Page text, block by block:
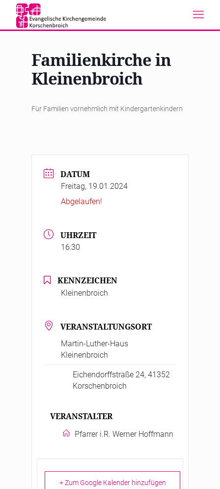
Familienkirche in
Kleinenbroich
Für Familien vornehmlich mit Kindergartenkindern
DATUM
Freitag, 19.01.2024
Abgelaufen!
UHRZEIT
16:30
KENNZEICHEN
Kleinenbroich
VERANSTALTUNGSORT
Martin-Luther-Haus
Kleinenbroich
Eichendorffstraße 24, 41352
Korschenbroich
VERANSTALTER
Pfarrer i.R. Werner Hoffmann
+ Zum Google Kalender hinzufügen